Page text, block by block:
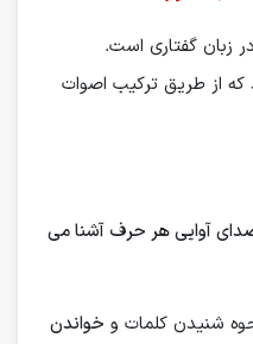
زبان گفتاری است.
که از طریق ترکیب اصوات
آوایی هر حرف آشنا می
شنیدن کلمات و خواندن